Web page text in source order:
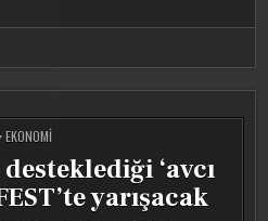
POSTED
IN
EKONOMI
‘avcı
yarışacak